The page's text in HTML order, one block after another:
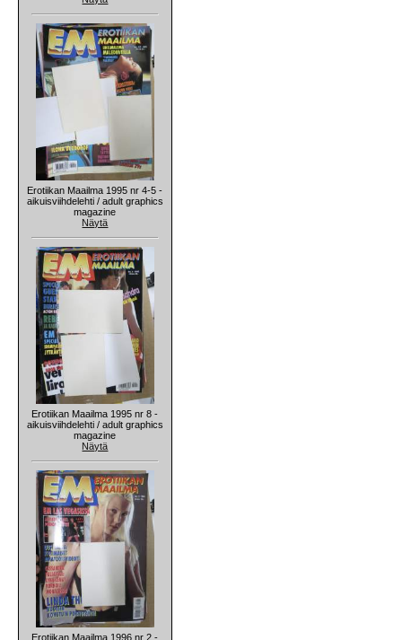
Erotiikan Maailma 1995 nr 4-5 -
aikuisviihdelehti / adult graphics
magazine
Näytä
Erotiikan Maailma 1995 nr 8 -
aikuisviihdelehti / adult graphics
magazine
Näytä
Erotiikan Maailma 1996 nr 2 -